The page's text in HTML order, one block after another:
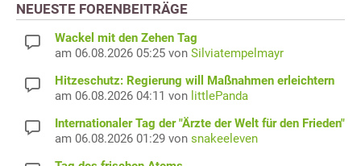
NEUESTE FORENBEITRÄGE
Wackel mit den Zehen Tag
am 06.08.2026 05:25 von Silviatempelmayr
Hitzeschutz: Regierung will Maßnahmen erleichtern
am 06.08.2026 04:11 von littlePanda
Internationaler Tag der "Ärzte der Welt für den Frieden"
am 06.08.2026 01:29 von snakeeleven